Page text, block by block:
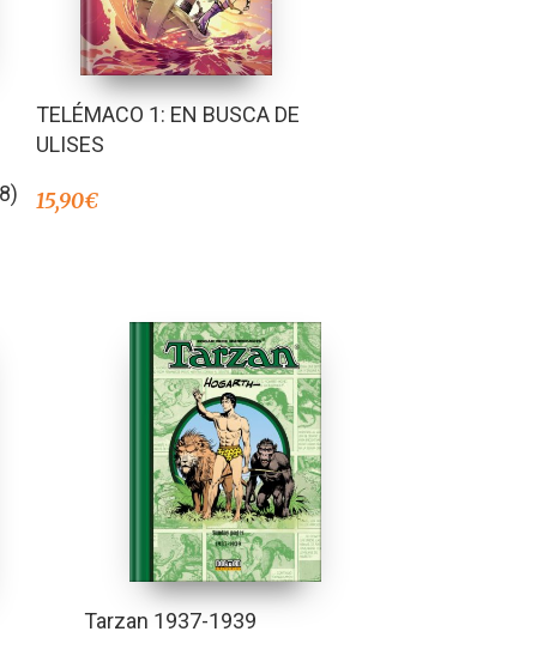
TELÉMACO 1: EN BUSCA DE
ULISES
15,90€
Tarzan 1937-1939